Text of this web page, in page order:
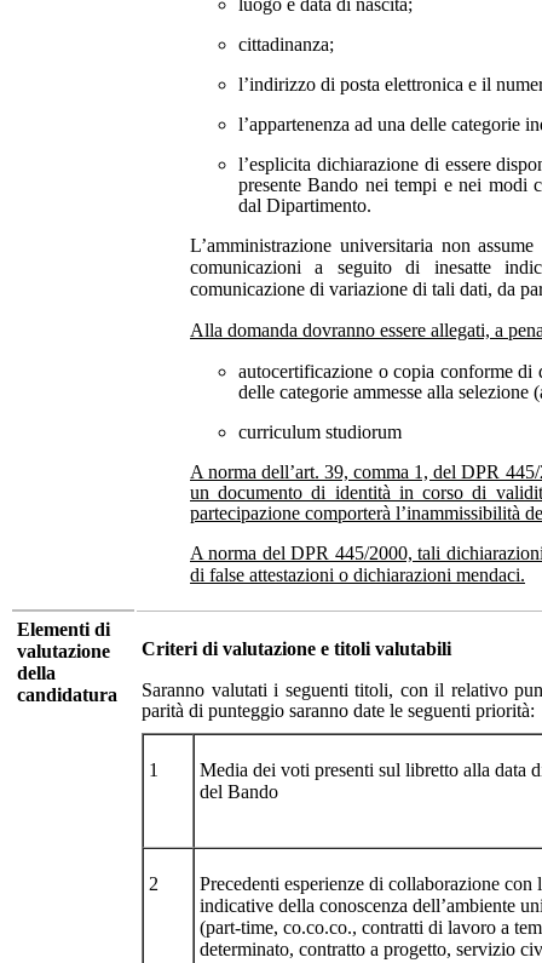
cittadinanza;
l’indirizzo di posta elettronica e il
l’appartenenza ad una delle categorie
l’esplicita dichiarazione di essere
presente Bando nei tempi e nei modi
dal Dipartimento.
L’amministrazione universitaria non
comunicazioni a seguito di inesatte
comunicazione di variazione di tali dati, da
Alla domanda dovranno essere allegati, a
autocertificazione o copia conforme di
delle categorie ammesse alla selezione
curriculum studiorum
A norma dell’art. 39, comma 1, del DPR
un documento di identità in corso di
partecipazione comporterà l’inammissibilità
A norma del DPR 445/2000, tali
di false attestazioni o dichiarazioni mendaci.
Elementi di
valutazione
della
candidatura
Criteri di valutazione e titoli valutabili
Saranno valutati i seguenti titoli, con il relativo
parità di punteggio saranno date le seguenti priorità:
1
Media dei voti presenti sul libretto alla data
del Bando
2
Precedenti esperienze di collaborazione con
indicative della conoscenza dell’ambiente
(part-time, co.co.co., contratti di lavoro a
determinato, contratto a progetto, servizio